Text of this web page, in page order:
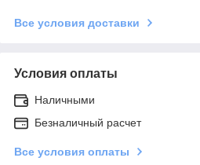
Все условия доставки
Условия оплаты
Наличными
Безналичный расчет
Все условия оплаты